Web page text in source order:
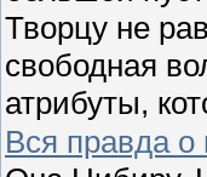
Творцу не
свободная
атрибуты,
Вся правда